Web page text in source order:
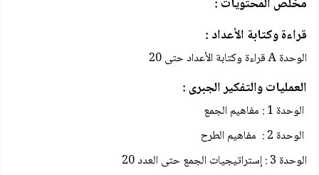
قراءة وكتابة الأعداد :
الوحدة A قراءة وكتابة الأعداد حتى 20
العمليات والتفكير الجبری :
الوحدة 1 : مفاهيم الجمع
الوحدة 2 : مفاهيم الطرح
الوحدة 3 : إستراتيجيات الجمع حتى العدد 20